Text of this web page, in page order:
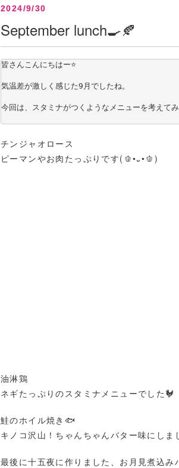
2024/9/30
September lunch🍳🍂
皆さんこんにちはー⭐
気温差が激しく感じた9月でしたね。
今回は、スタミナがつくようなメニューを考えて
チンジャオロース
ピーマンやお肉たっぷりです(🫑•᎑•🫑)
油淋鶏
ネギたっぷりのスタミナメニューでした🐓
鮭のホイル焼き🐟
キノコ沢山！ちゃんちゃんバター味にしま
最後に十五夜に作りました、お月見煮込み